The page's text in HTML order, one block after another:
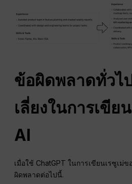
ข้อผิดพลาดทั่วไ
เลี่ยงในการเขีย
AI
เมื่อใช้ ChatGPT ในการเขียนเรซูเม่
ผิดพลาดต่อไปนี้.